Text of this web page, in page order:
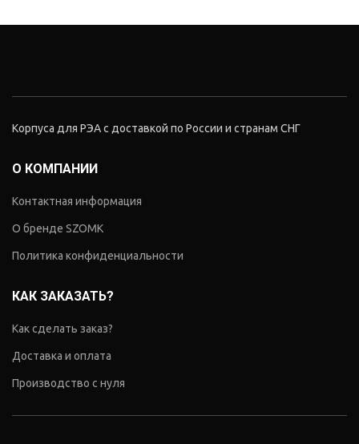
Корпуса для РЭА с доставкой по России и странам СНГ
О КОМПАНИИ
Контактная информация
О бренде SZOMK
Политика конфиденциальности
КАК ЗАКАЗАТЬ?
Как сделать заказ?
Доставка и оплата
Производство с нуля